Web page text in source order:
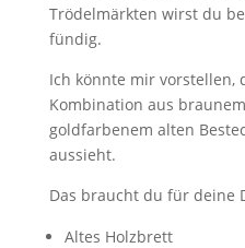
Trödelmärkten wirst du
fündig.
Ich könnte mir vorstellen,
Kombination aus
goldfarbenem alten
aussieht.
Das braucht du für deine
Altes Holzbrett